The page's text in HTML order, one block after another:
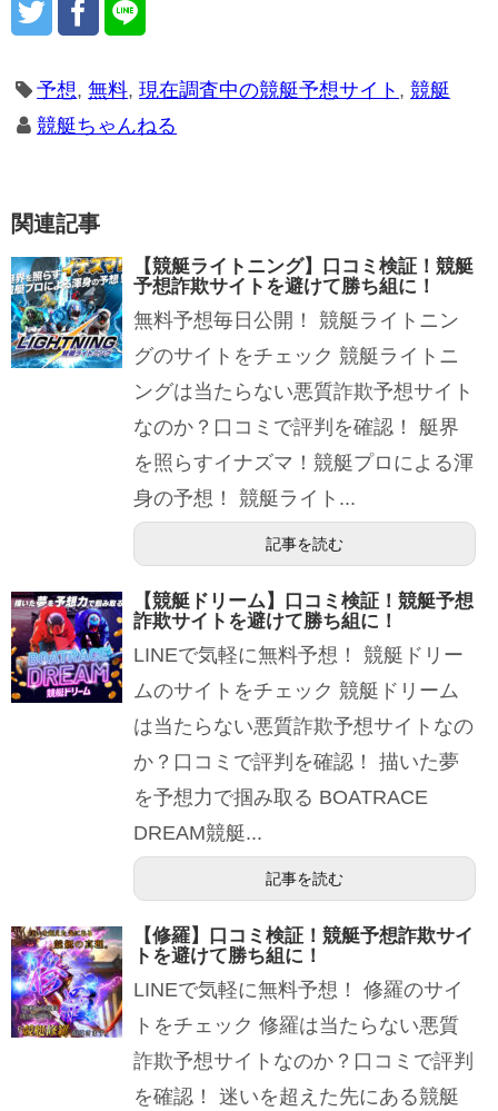
予想,無料,現在調査中の競艇予想サイト ,競艇
競艇ちゃんねる
関連記事
【競艇ライトニング】口コミ検証！競艇
予想詐欺サイトを避けて勝ち組に！
無料予想毎日公開！ 競艇ライトニン
グのサイトをチェック 競艇ライトニ
ングは当たらない悪質詐欺予想サイト
なのか？口コミで評判を確認！ 艇界
を照らすイナズマ！競艇プロによる渾
身の予想！ 競艇ライト...
記事を読む
【競艇ドリーム】口コミ検証！競艇予想
詐欺サイトを避けて勝ち組に！
LINEで気軽に無料予想！ 競艇ドリー
ムのサイトをチェック 競艇ドリーム
は当たらない悪質詐欺予想サイトなの
か？口コミで評判を確認！ 描いた夢
を予想力で掴み取る BOATRACE
DREAM競艇...
記事を読む
【修羅】口コミ検証！競艇予想詐欺サイ
トを避けて勝ち組に！
LINEで気軽に無料予想！ 修羅のサイ
トをチェック 修羅は当たらない悪質
詐欺予想サイトなのか？口コミで評判
を確認！ 迷いを超えた先にある競艇